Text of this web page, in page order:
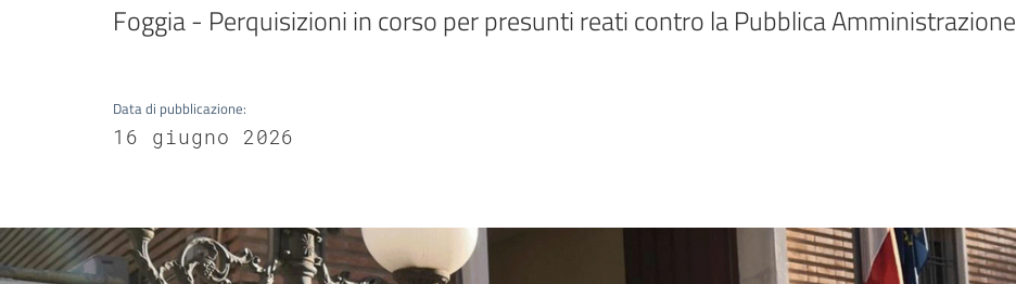
Foggia - Perquisizioni in corso per presunti reati contro la Pubblica Amministrazione
Data di pubblicazione:
16 giugno 2026